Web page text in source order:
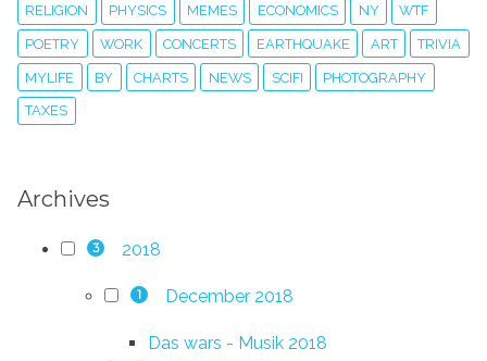
RELIGION PHYSICS MEMES ECONOMICS NY WTF
POETRY WORK CONCERTS EARTHQUAKE ART TRIVIA
MYLIFE BY CHARTS NEWS SCIFI PHOTOGRAPHY
TAXES
Archives
3 2018
1 December 2018
Das wars - Musik 2018